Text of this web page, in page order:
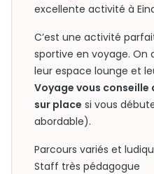
excellente activité à
C’est une activité
sportive en voyage.
leur espace lounge et
Voyage vous
sur place si vous
abordable).
Parcours variés et
Staff très pédagogue